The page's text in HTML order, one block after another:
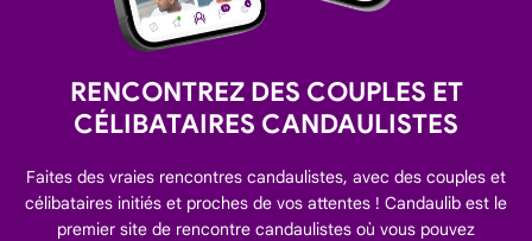
RENCONTREZ DES COUPLES ET
CÉLIBATAIRES CANDAULISTES
Faites des vraies rencontres candaulistes, avec des couples et
célibataires initiés et proches de vos attentes ! Candaulib est le
premier site de rencontre candaulistes où vous pouvez